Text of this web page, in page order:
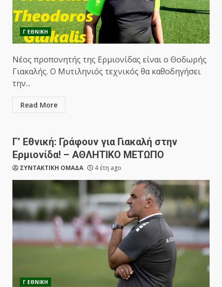
Γ ΕΘΝΙΚΗ
Νέος προπονητής της Ερμιονίδας είναι ο Θοδωρής
Γιακαλής. Ο Μυτιληνιός τεχνικός θα καθοδηγήσει
την...
Read More
Γ’ Εθνική: Γράφουν για Γιακαλή στην
Ερμιονίδα! – ΑΘΛΗΤΙΚΟ ΜΕΤΩΠΟ
ΣΥΝΤΑΚΤΙΚΗ ΟΜΑΔΑ 4 έτη ago
Γ ΕΘΝΙΚΗ